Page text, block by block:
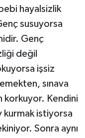
hayalsizlik
susuyorsa
Genç
değil
işsiz
sınava
korkuyor. Kendini
istiyorsa
Sonra aynı